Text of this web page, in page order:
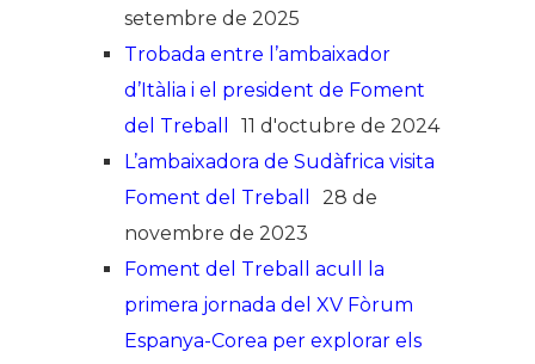
setembre de 2025
Trobada entre l’ambaixador
d’Itàlia i el president de Foment
del Treball
11 d'octubre de 2024
L’ambaixadora de Sudàfrica visita
Foment del Treball
28 de
novembre de 2023
Foment del Treball acull la
primera jornada del XV Fòrum
Espanya-Corea per explorar els